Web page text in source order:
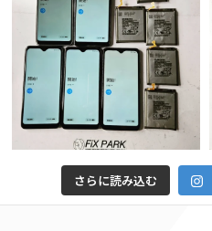
さらに読み込む